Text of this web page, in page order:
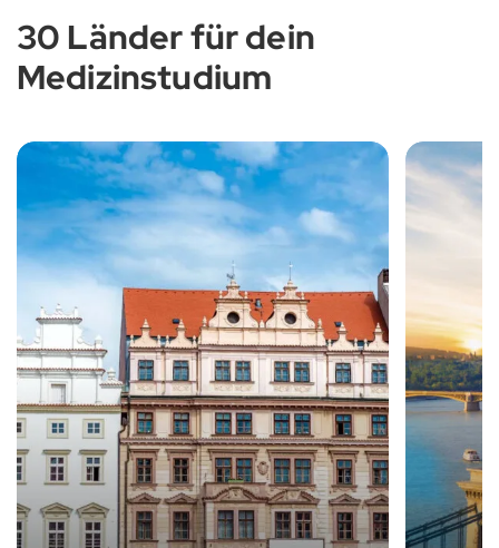
30 Länder für dein
Medizinstudium